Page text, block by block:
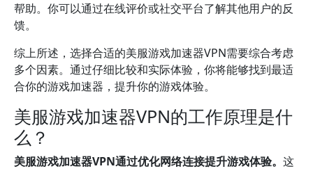
帮助。你可以通过在线评价或社交平台了解其他用户的反
馈。
综上所述，选择合适的美服游戏加速器VPN需要综合考虑
多个因素。通过仔细比较和实际体验，你将能够找到最适
合你的游戏加速器，提升你的游戏体验。
美服游戏加速器VPN的工作原理是什
么？
美服游戏加速器VPN通过优化网络连接提升游戏体验。 这